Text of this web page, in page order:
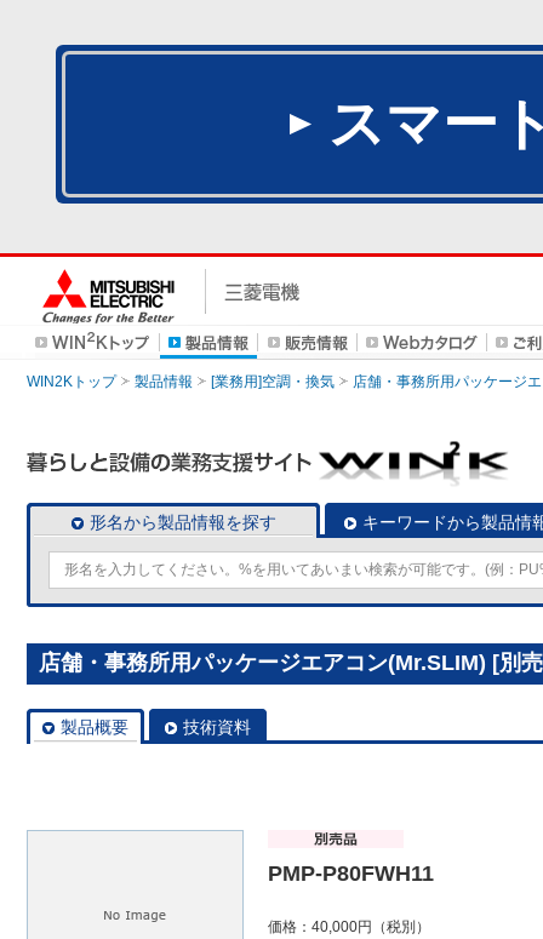
スマー
WIN2Kトップ 製品情報 [業務用]空調・換気 店舗・事務所用パッケージ
形名から製品情報を探す キーワードから製品情
店舗・事務所用パッケージエアコン(Mr.SLIM) [別
製品概要 技術資料
PMP-P80FWH11
価格：40,000円（税別）